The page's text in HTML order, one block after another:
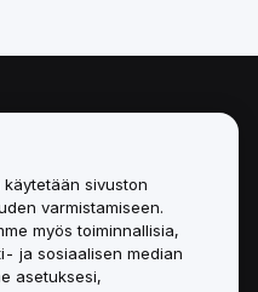
ja
sivuston
varmistamiseen.
myös toiminnallisia,
ja sosiaalisen median
asetuksesi,